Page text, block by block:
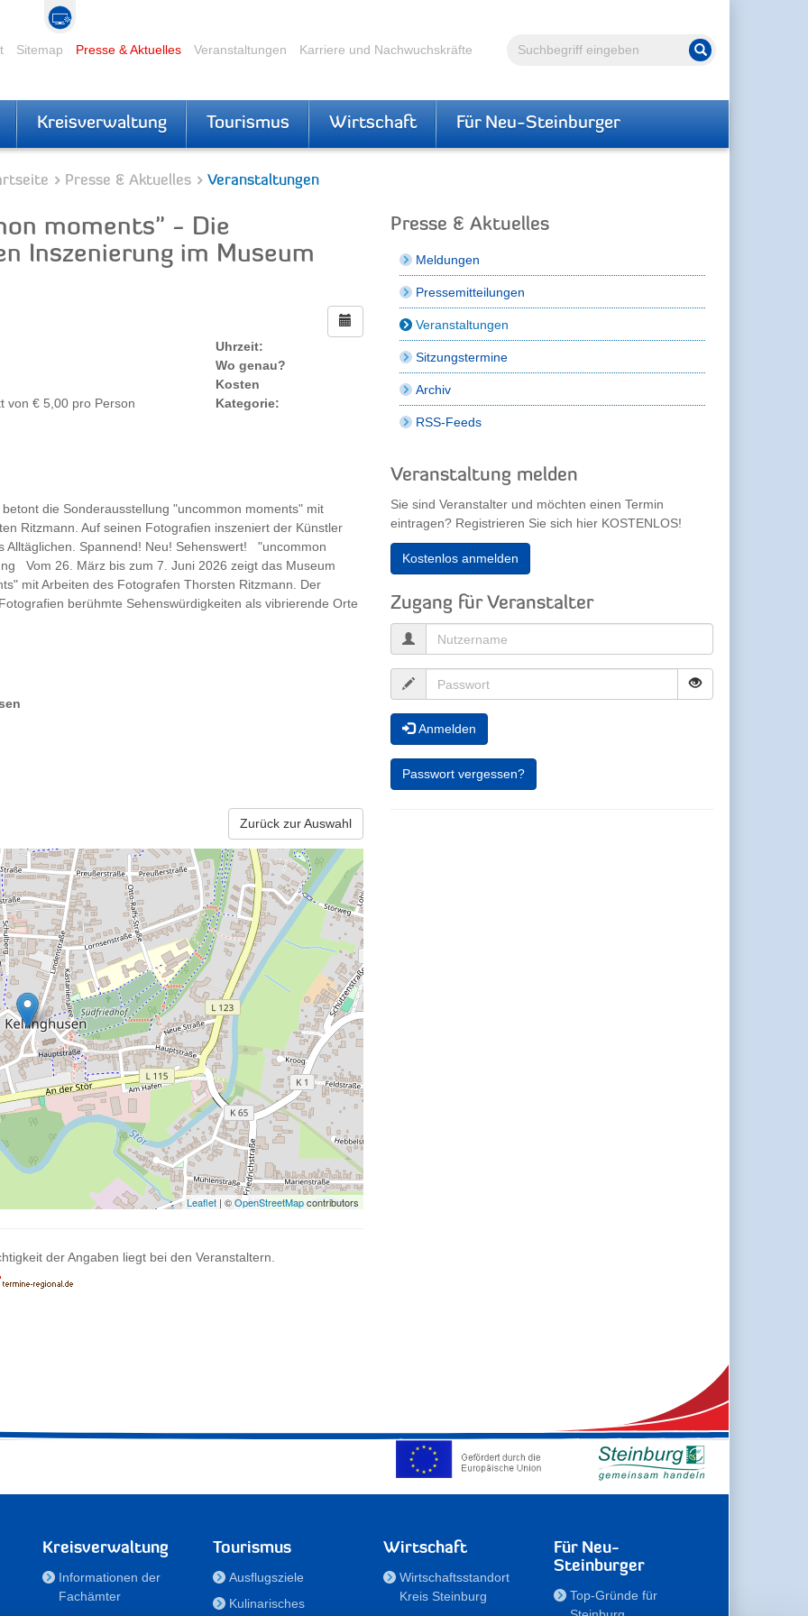
Volltextsuche Suche starten
Sitemap Presse & Aktuelles Veranstaltungen Karriere und Nachwuchskräfte
Kreisverwaltung Tourismus Wirtschaft Für Neu-Steinburger
Presse & Aktuelles Veranstaltungen
moments" - Die
Inszenierung im Museum
Uhrzeit:
Wo genau?
Kosten
von € 5,00 pro Person
Kategorie:
die Sonderausstellung "uncommon moments" mit
Ritzmann. Auf seinen Fotografien inszeniert der Künstler
Alltäglichen. Spannend! Neu! Sehenswert! "uncommon
Vom 26. März bis zum 7. Juni 2026 zeigt das Museum
mit Arbeiten des Fotografen Thorsten Ritzmann. Der
berühmte Sehenswürdigkeiten als vibrierende Orte
Zurück zur Auswahl
Leaflet | ©OpenStreetMapcontributors
der Angaben liegt bei den Veranstaltern.
Presse & Aktuelles
Meldungen
Pressemitteilungen
Veranstaltungen
Sitzungstermine
Archiv
RSS-Feeds
Veranstaltung melden
Sie sind Veranstalter und möchten einen Termin
eintragen? Registrieren Sie sich hier KOSTENLOS!
Kostenlos anmelden
Zugang für Veranstalter
Anmelden
Passwort vergessen?
Kreisverwaltung
Informationen der
Fachämter
Tourismus
Ausflugsziele
Kulinarisches
Wirtschaft
Wirtschaftsstandort
Kreis Steinburg
Für Neu-
Steinburger
Top-Gründe für